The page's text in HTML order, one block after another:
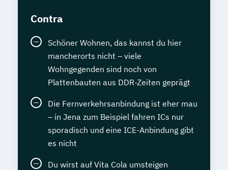
Contra
Schöner Wohnen, das kannst du hier
mancherorts nicht – viele
Wohngegenden sind noch von
Plattenbauten aus DDR-Zeiten geprägt
Die Fernverkehrsanbindung ist eher mau
– in Jena zum Beispiel fahren ICs nur
sporadisch und eine ICE-Anbindung gibt
es nicht
Du wirst auf Vita Cola umsteigen